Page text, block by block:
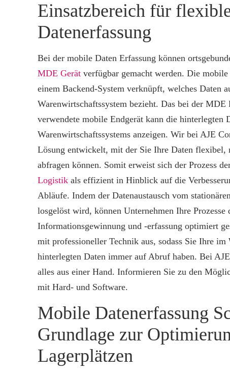
Einsatzbereich für
Datenerfassung
Bei der mobile Daten Erfassung können
MDE Gerät verfügbar gemacht werden. Die
einem Backend-System verknüpft, welches Daten
Warenwirtschaftssystem bezieht. Das bei der MDE
verwendete mobile Endgerät kann die hinterlegten
Warenwirtschaftssystems anzeigen. Wir bei AJE
Lösung entwickelt, mit der Sie Ihre Daten flexibel,
abfragen können. Somit erweist sich der Prozess
Logistik als effizient in Hinblick auf die
Abläufe. Indem der Datenaustausch vom
losgelöst wird, können Unternehmen Ihre Prozesse
Informationsgewinnung und -erfassung optimiert
mit professioneller Technik aus, sodass Sie Ihre im
hinterlegten Daten immer auf Abruf haben. Bei
alles aus einer Hand. Informieren Sie zu den
mit Hard- und Software.
Mobile Datenerfassung
Grundlage zur
Lagerplätzen